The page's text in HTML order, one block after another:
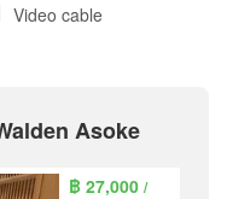
Video cable
Asoke
฿ 27,000 /